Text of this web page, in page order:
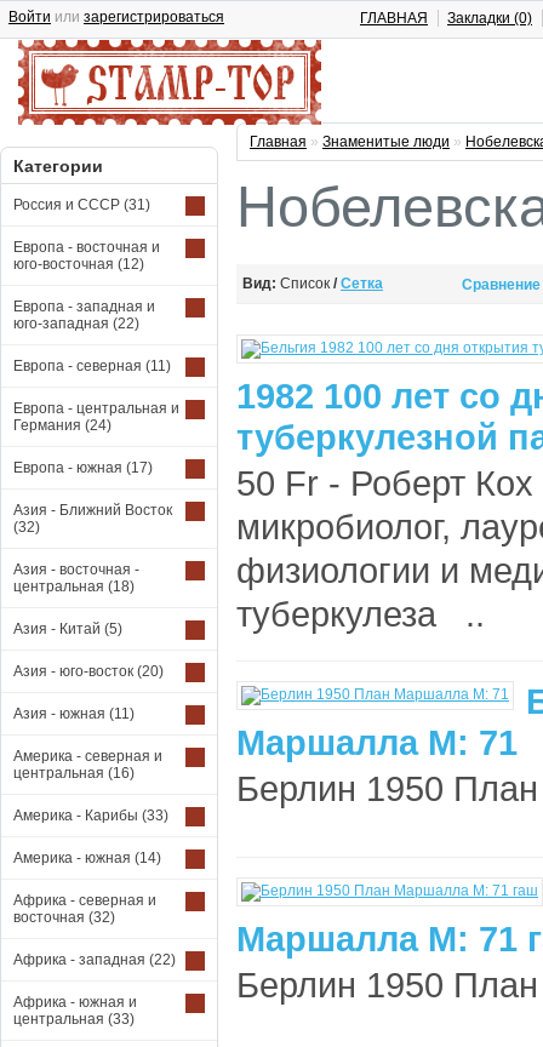
Войти или зарегистрироваться ГЛАВНАЯ Закладки (0)
Категории
Россия и СССР (31)
Европа - восточная и
юго-восточная (12)
Европа - западная и
юго-западная (22)
Европа - северная (11)
Европа - центральная и
Германия (24)
Европа - южная (17)
Азия - Ближний Восток
(32)
Азия - восточная -
центральная (18)
Азия - Китай (5)
Азия - юго-восток (20)
Азия - южная (11)
Америка - северная и
центральная (16)
Америка - Карибы (33)
Америка - южная (14)
Африка - северная и
восточная (32)
Африка - западная (22)
Африка - южная и
центральная (33)
Главная » Знаменитые люди »
Вид: Список / Сетка Сравнение
1982 100 лет со
туберкулезной
50 Fr - Роберт
микробиолог,
физиологии и
туберкулеза ..
Маршалла М: 71
Берлин 1950
Маршалла М: 71
Берлин 1950